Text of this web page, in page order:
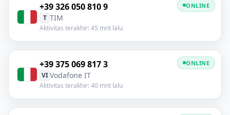
+39 326 050 810 9
T TIM
Aktivitas terakhir: 45 mnt lalu
ONLINE
+39 375 069 817 3
VI Vodafone IT
Aktivitas terakhir: 40 mnt lalu
ONLINE